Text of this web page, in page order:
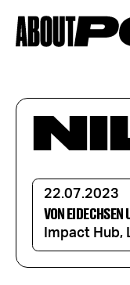
22.07.2023
VON EIDECHSEN
Impact Hub,